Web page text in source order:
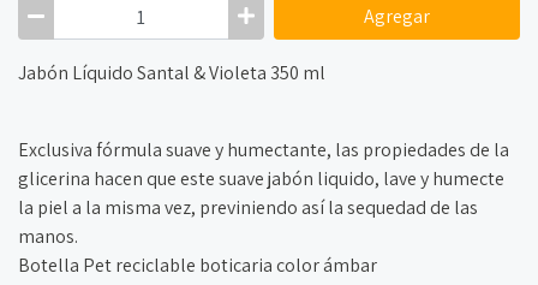
Agregar
Jabón Líquido Santal & Violeta 350 ml
Exclusiva fórmula suave y humectante, las propiedades de la
glicerina hacen que este suave jabón liquido, lave y humecte
la piel a la misma vez, previniendo así la sequedad de las
manos.
Botella Pet reciclable boticaria color ámbar